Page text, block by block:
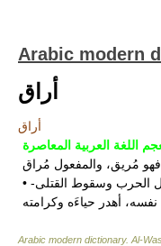
Arabic modern
أراق
أراق
اللغة العربية المعاصرة
فهو مُريق، والمفعول مُراق
• أراق الماءَ ونحوَه: صبَّه| إراقة الدِّماء: إشعال الحرب وسقوط القتلى-
Arabic modern dictionary. Al-